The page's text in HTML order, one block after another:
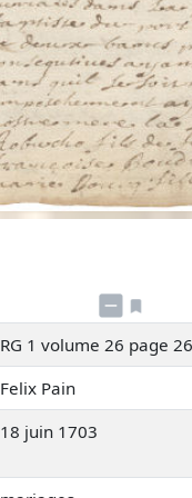
RG 1 volume 26 page
Felix Pain
18 juin 1703